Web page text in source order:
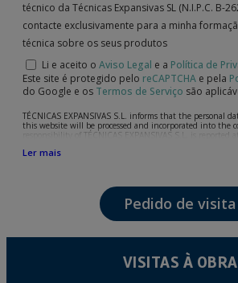
técnico da Técnicas Expansivas SL (N.I.P.C. B-
contacte exclusivamente para a minha
técnica sobre os seus produtos
Li e aceito o Aviso Legal e a Política de
Este site é protegido pelo reCAPTCHA e pela
do Google e os Termos de Serviço são
TÉCNICAS EXPANSIVAS S.L. informs that the personal
this website will be processed and incorporated into the
responsibility of TÉCNICAS EXPANSIVAS S.L, is reported
following: attention to your referred request, complaint or
The data in our files are strictly confidential and shall be
confidentiality and shall comply with all the
Data Protection Regulation (GDPR) 2016.
level personal data, such as those relating to health, as
encrypted. Should these details be sent, it is done so
Ler mais
Pedido de visita
VISITAS À OBRA